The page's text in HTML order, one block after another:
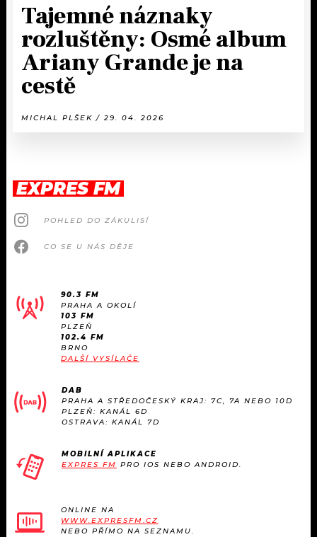
Tajemné náznaky
rozluštěny: Osmé album
Ariany Grande je na
cestě
MICHAL PLŠEK / 29. 04. 2026
EXPRES FM
POHLED DO ZÁKULISÍ
CO SE U NÁS DĚJE
90.3 FM
PRAHA A OKOLÍ
103 FM
PLZEŇ
102.4 FM
BRNO
DALŠÍ VYSÍLAČE
DAB
PRAHA A STŘEDOČESKÝ KRAJ: 7C, 7A NEBO 10D
PLZEŇ: KANÁL 6D
OSTRAVA: KANÁL 7D
MOBILNÍ APLIKACE
EXPRES FM PRO IOS NEBO ANDROID.
ONLINE NA
WWW.EXPRESFM.CZ
NEBO PŘÍMO NA SEZNAMU.